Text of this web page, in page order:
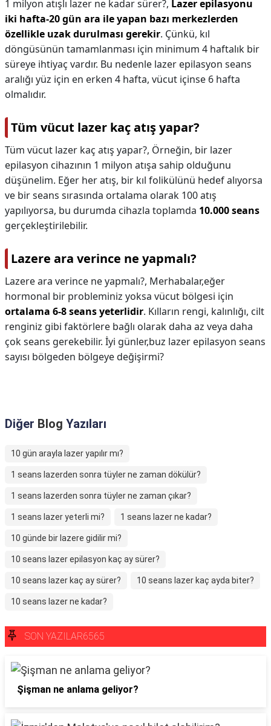
1 milyon atışlı lazer ne kadar sürer?, Lazer epilasyonu
iki hafta-20 gün ara ile yapan bazı merkezlerden
özellikle uzak durulması gerekir. Çünkü, kıl
döngüsünün tamamlanması için minimum 4 haftalık bir
süreye ihtiyaç vardır. Bu nedenle lazer epilasyon seans
aralığı yüz için en erken 4 hafta, vücut içinse 6 hafta
olmalıdır.
Tüm vücut lazer kaç atış yapar?
Tüm vücut lazer kaç atış yapar?, Örneğin, bir lazer
epilasyon cihazının 1 milyon atışa sahip olduğunu
düşünelim. Eğer her atış, bir kıl folikülünü hedef alıyorsa
ve bir seans sırasında ortalama olarak 100 atış
yapılıyorsa, bu durumda cihazla toplamda 10.000 seans
gerçekleştirilebilir.
Lazere ara verince ne yapmalı?
Lazere ara verince ne yapmalı?, Merhabalar,eğer
hormonal bir probleminiz yoksa vücut bölgesi için
ortalama 6-8 seans yeterlidir. Kılların rengi, kalınlığı, cilt
renginiz gibi faktörlere bağlı olarak daha az veya daha
çok seans gerekebilir. İyi günler,buz lazer epilasyon seans
sayısı bölgeden bölgeye değişirmi?
Diğer Blog Yazıları
10 gün arayla lazer yapılır mı?
1 seans lazerden sonra tüyler ne zaman dökülür?
1 seans lazerden sonra tüyler ne zaman çıkar?
1 seans lazer yeterli mi? 1 seans lazer ne kadar?
10 günde bir lazere gidilir mi?
10 seans lazer epilasyon kaç ay sürer?
10 seans lazer kaç ay sürer? 10 seans lazer kaç ayda biter?
10 seans lazer ne kadar?
SON YAZILAR6565
Şişman ne anlama geliyor?